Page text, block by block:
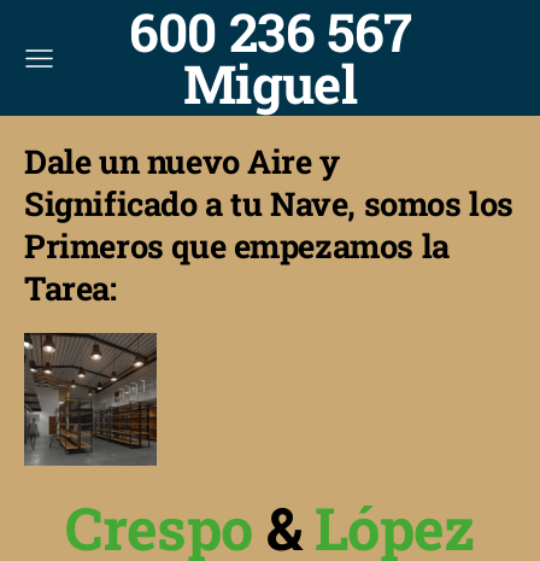
600 236 567
Miguel
Dale un nuevo Aire y
Significado a tu Nave, somos los
Primeros que empezamos la
Tarea:
Crespo &López